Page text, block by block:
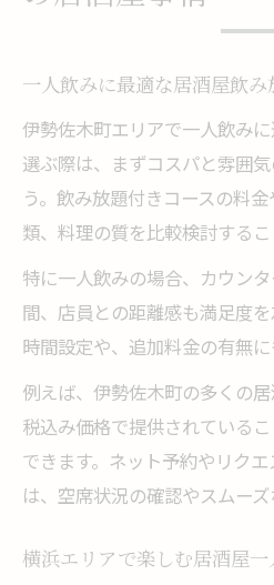
一人飲みに最適な居酒屋飲み
伊勢佐木町エリアで一人飲み
選ぶ際は、まずコスパと雰囲
う。飲み放題付きコースの料
類、料理の質を比較検討するこ
特に一人飲みの場合、カウン
間、店員との距離感も満足度
時間設定や、追加料金の有無に
例えば、伊勢佐木町の多くの
税込み価格で提供されている
できます。ネット予約やリク
は、空席状況の確認やスムーズ
横浜エリアで楽しむ居酒屋一